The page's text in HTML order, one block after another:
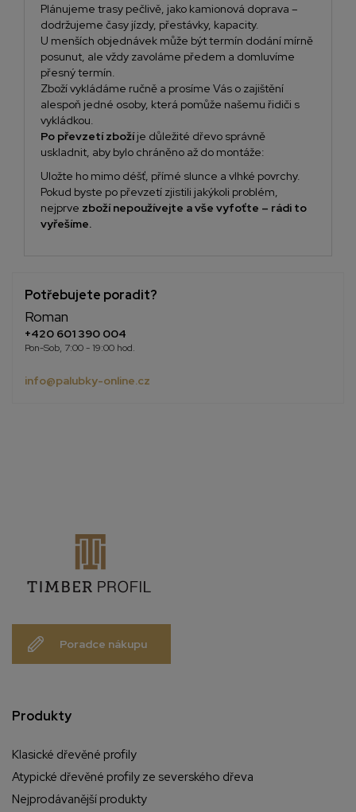
Potřebujete poradit?
Roman
+420 601 390 004
Pon-Sob, 7:00 - 19:00 hod.
info@palubky-online.cz
Plánujeme trasy pečlivě, jako kamionová doprava –
dodržujeme časy jízdy, přestávky, kapacity.
U menších objednávek může být termín dodání mírně
posunut, ale vždy zavoláme předem a domluvíme
přesný termín.
Zboží vykládáme ručně a prosíme Vás o zajištění
alespoň jedné osoby, která pomůže našemu řidiči s
vykládkou.
Po převzetí zbožíje důležité dřevo správně
uskladnit, aby bylo chráněno až do montáže:
Uložte ho mimo déšť, přímé slunce a vlhké povrchy.
Pokud byste po převzetí zjistili jakýkoli problém,
nejprve zboží nepoužívejte a vše vyfoťte – rádi to
vyřešíme.
Poradce nákupu
Produkty
Klasické dřevěné profily
Atypické dřevěné profily ze severského dřeva
Nejprodávanější produkty